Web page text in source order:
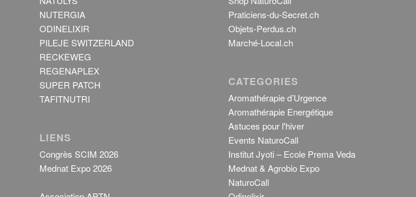
NUTERGIA
ODINELIXIR
PILEJE SWITZERLAND
RECKEWEG
REGENAPLEX
SUPER PATCH
TAFITNUTRI
LIENS
Congrès SCIM 2026
Mednat Expo 2026
Praticiens-du-Secret.ch
Objets-Perdus.ch
Marché-Local.ch
CATEGORIES
Aromathérapie d’Urgence
Aromathérapie Energétique
Astuces pour l'hiver
Events NaturoCall
Institut Jyoti – Ecole Prema Veda
Mednat & Agrobio Expo
NaturoCall